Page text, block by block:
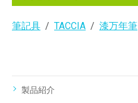
筆記具 TACCIA 漆万年筆
製品紹介